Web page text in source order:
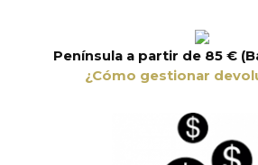
Península a partir de 85 €
¿Cómo gestionar